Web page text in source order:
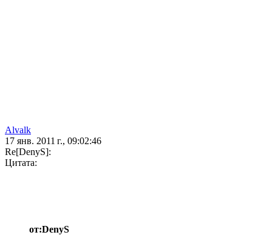
Alvalk
17 янв. 2011 г., 09:02:46
Re[DenyS]:
Цитата:
от:DenyS